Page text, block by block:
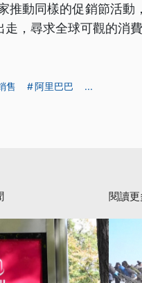
推動同樣的促銷節活
，尋求全球可觀的消費
售 阿里巴巴 ...
閱讀更